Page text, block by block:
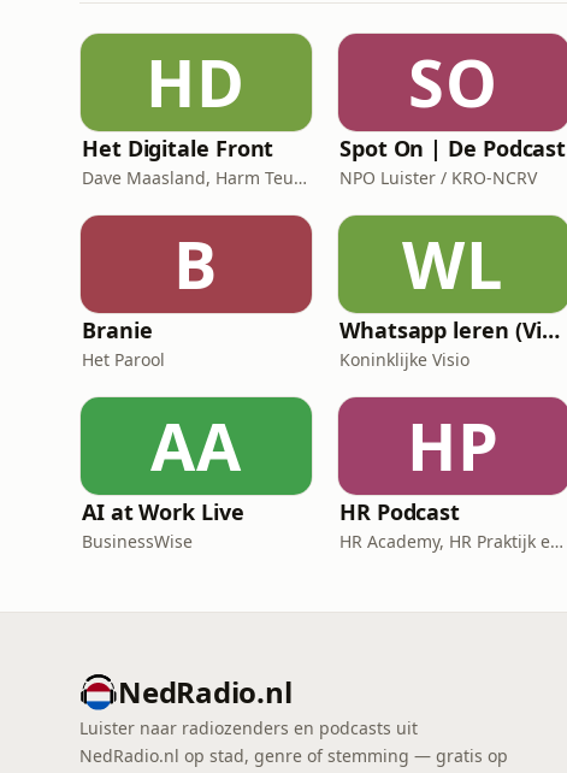
HD
Het Digitale Front
Dave Maasland, Harm Teunis / Corti Media
SO
Spot On | De Podcast
NPO Luister / KRO-NCRV
B
Branie
Het Parool
WL
Whatsapp leren (Visio Podcast)
Koninklijke Visio
AA
AI at Work Live
BusinessWise
HP
HR Podcast
HR Academy, HR Praktijk en CHRO
NedRadio.nl
Luister naar radiozenders en podcasts uit
NedRadio.nl op stad, genre of stemming — gratis op